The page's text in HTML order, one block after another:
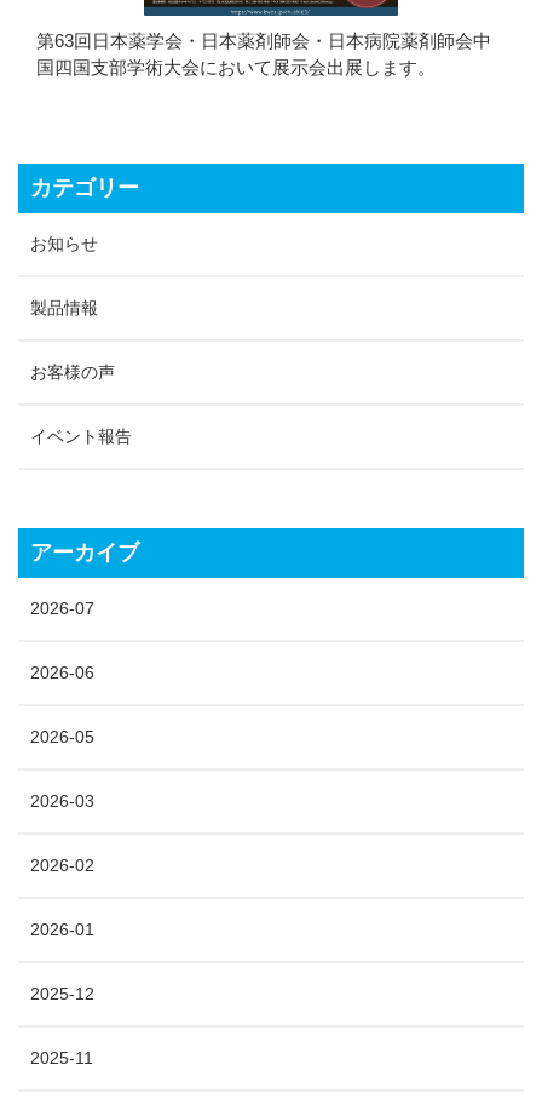
第63回日本薬学会・日本薬剤師会・日本病院薬剤師会中
国四国支部学術大会において展示会出展します。
カテゴリー
お知らせ
製品情報
お客様の声
イベント報告
アーカイブ
2026-07
2026-06
2026-05
2026-03
2026-02
2026-01
2025-12
2025-11